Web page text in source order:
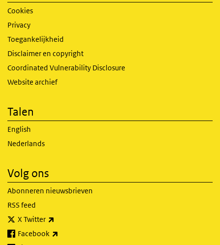
Cookies
Privacy
Toegankelijkheid
Disclaimer en copyright
Coordinated Vulnerability Disclosure
Website archief
Talen
English
Nederlands
Volg ons
Abonneren nieuwsbrieven
RSS feed
X Twitter
Facebook